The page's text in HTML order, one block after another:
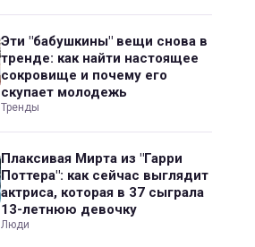
Эти "бабушкины" вещи снова в
тренде: как найти настоящее
сокровище и почему его
скупает молодежь
Тренды
Плаксивая Мирта из "Гарри
Поттера": как сейчас выглядит
актриса, которая в 37 сыграла
13-летнюю девочку
Люди